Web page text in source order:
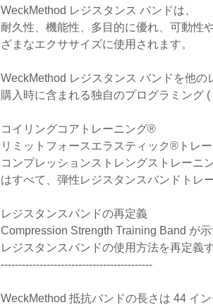
WeckMethod レジスタンス バンドは、
耐久性、機能性、多目的に優れ、可動性
ざまなエクササイズに使用されます。
WeckMethod レジスタンス バンドを他の
購入時に含まれる独自のプログラミング
コイリングコアトレーニング®
リミットフォースエラスティック®トレ
コンプレッションストレングストレーニ
はすべて、弾性レジスタンスバンドトレ
レジスタンスバンドの再定義
Compression Strength Training Band が
レジスタンスバンドの使用方法を再定義
-------------------------------------------
WeckMethod 抵抗バンドの長さは 44 イン